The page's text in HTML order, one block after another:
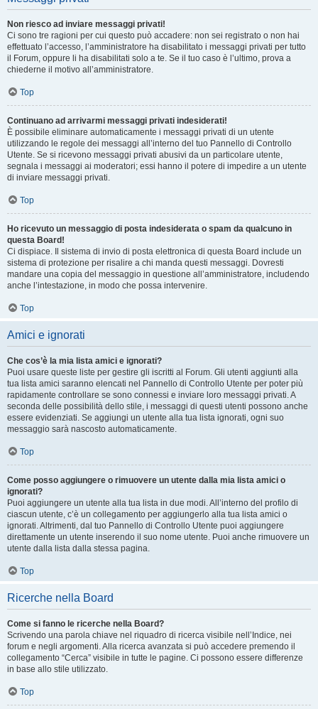
Non riesco ad inviare messaggi privati!
Ci sono tre ragioni per cui questo può accadere: non sei registrato o non hai
effettuato l’accesso, l’amministratore ha disabilitato i messaggi privati per tutto
il Forum, oppure li ha disabilitati solo a te. Se il tuo caso è l’ultimo, prova a
chiederne il motivo all’amministratore.
Top
Continuano ad arrivarmi messaggi privati indesiderati!
È possibile eliminare automaticamente i messaggi privati ​​di un utente
utilizzando le regole dei messaggi all’interno del tuo Pannello di Controllo
Utente. Se si ricevono messaggi privati ​​abusivi da un particolare utente,
segnala i messaggi ai moderatori; essi hanno il potere di impedire a un utente
di inviare messaggi privati​​.
Top
Ho ricevuto un messaggio di posta indesiderata o spam da qualcuno in
questa Board!
Ci dispiace. Il sistema di invio di posta elettronica di questa Board include un
sistema di protezione per risalire a chi manda questi messaggi. Dovresti
mandare una copia del messaggio in questione all’amministratore, includendo
anche l’intestazione, in modo che possa intervenire.
Top
Amici e ignorati
Che cos’è la mia lista amici e ignorati?
Puoi usare queste liste per gestire gli iscritti al Forum. Gli utenti aggiunti alla
tua lista amici saranno elencati nel Pannello di Controllo Utente per poter più
rapidamente controllare se sono connessi e inviare loro messaggi privati. A
seconda delle possibilità dello stile, i messaggi di questi utenti possono anche
essere evidenziati. Se aggiungi un utente alla tua lista ignorati, ogni suo
messaggio sarà nascosto automaticamente.
Top
Come posso aggiungere o rimuovere un utente dalla mia lista amici o
ignorati?
Puoi aggiungere un utente alla tua lista in due modi. All’interno del profilo di
ciascun utente, c’è un collegamento per aggiungerlo alla tua lista amici o
ignorati. Altrimenti, dal tuo Pannello di Controllo Utente puoi aggiungere
direttamente un utente inserendo il suo nome utente. Puoi anche rimuovere un
utente dalla lista dalla stessa pagina.
Top
Ricerche nella Board
Come si fanno le ricerche nella Board?
Scrivendo una parola chiave nel riquadro di ricerca visibile nell’Indice, nei
forum e negli argomenti. Alla ricerca avanzata si può accedere premendo il
collegamento “Cerca” visibile in tutte le pagine. Ci possono essere differenze
in base allo stile utilizzato.
Top